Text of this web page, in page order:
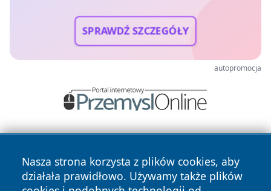
SPRAWDŹ SZCZEGÓŁY
autopromocja
Nasza strona korzysta z plików cookies, aby
działała prawidłowo. Używamy także plików